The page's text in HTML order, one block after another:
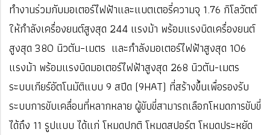
ทำงานร่วมกับมอเตอร์ไฟฟ้าและแบตเตอรี่ความจุ 1.76 กิโลวัตต์
ให้กำลังเครื่องยนต์สูงสุด 244 แรงม้า พร้อมแรงบิดเครื่องยนต์
สูงสุด 380 นิวตัน–เมตร และกำลังมอเตอร์ไฟฟ้าสูงสุด 106
แรงม้า พร้อมแรงบิดมอเตอร์ไฟฟ้าสูงสุด 268 นิวตัน-เมตร
ระบบเกียร์อัตโนมัติแบบ 9 สปีด (9HAT) ที่สร้างขึ้นเพื่อรองรับ
ระบบการขับเคลื่อนที่หลากหลาย ผู้ขับขี่สามารถเลือกโหมดการขับขี่
ได้ถึง 11 รูปแบบ ได้แก่ โหมดปกติ โหมดสปอร์ต โหมดประหยัด